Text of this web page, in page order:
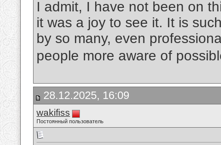
I admit, I have not been on
it was a joy to see it. It is
by so many, even
people more aware of
28.12.2025, 16:09
wakifiss
Постоянный пользователь